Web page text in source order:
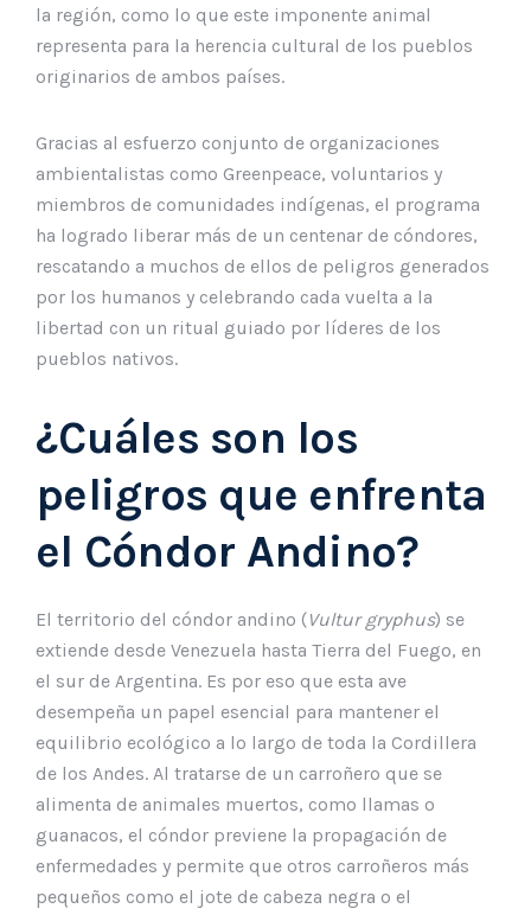
la región, como lo que este imponente animal
representa para la herencia cultural de los pueblos
originarios de ambos países.
Gracias al esfuerzo conjunto de organizaciones
ambientalistas como Greenpeace, voluntarios y
miembros de comunidades indígenas, el programa
ha logrado liberar más de un centenar de cóndores,
rescatando a muchos de ellos de peligros generados
por los humanos y celebrando cada vuelta a la
libertad con un ritual guiado por líderes de los
pueblos nativos.
¿Cuáles son los
peligros que enfrenta
el Cóndor Andino?
El territorio del cóndor andino (Vultur gryphus) se
extiende desde Venezuela hasta Tierra del Fuego, en
el sur de Argentina. Es por eso que esta ave
desempeña un papel esencial para mantener el
equilibrio ecológico a lo largo de toda la Cordillera
de los Andes. Al tratarse de un carroñero que se
alimenta de animales muertos, como llamas o
guanacos, el cóndor previene la propagación de
enfermedades y permite que otros carroñeros más
pequeños como el jote de cabeza negra o el